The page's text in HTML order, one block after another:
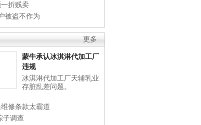
折贱卖
被盗不作为
更多
蒙牛承认冰淇淋代加工厂
违规
冰淇淋代加工厂天辅乳业
存脏乱差问题。
修条款太霸道
子调查